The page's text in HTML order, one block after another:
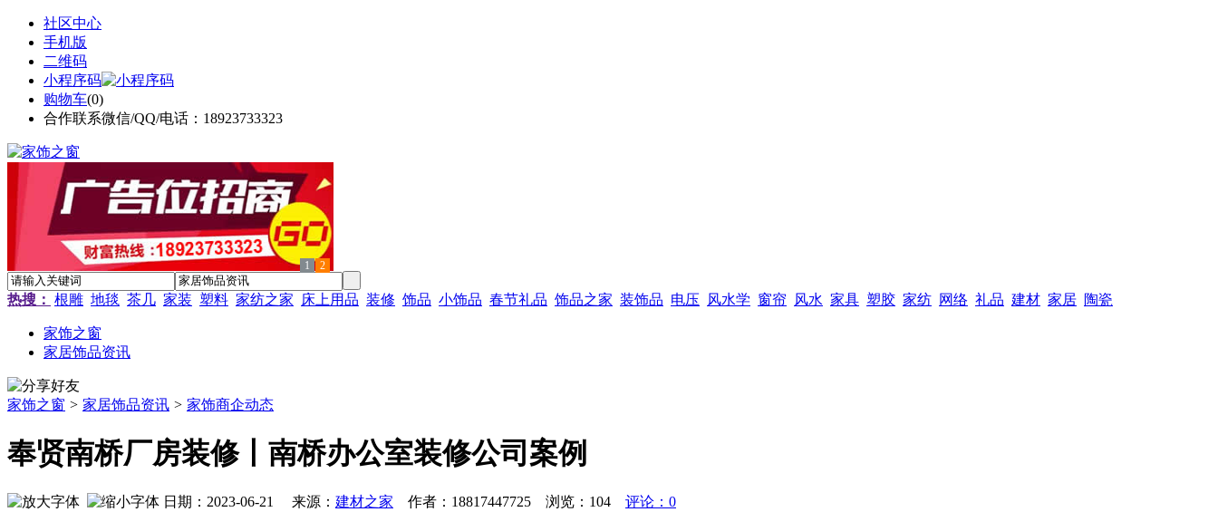
社区中心
手机版
二维码
小程序码
购物车(0)
合作联系微信/QQ/电话：18923733323
1 2
热搜： 根雕 地毯 茶几 家装 塑料 家纺之家 床上用品 装修 饰品 小饰品 春节礼品 饰品之家 装饰品 电压 风水学 窗帘 风水 家具 塑胶 家纺 网络 礼品 建材 家居 陶瓷
家饰之窗
家居饰品资讯
家饰之窗 > 家居饰品资讯 > 家饰商企动态
奉贤南桥厂房装修丨南桥办公室装修公司案例
日期：2023-06-21 来源： 建材之家 作者：18817447725 浏览： 104
评论：0